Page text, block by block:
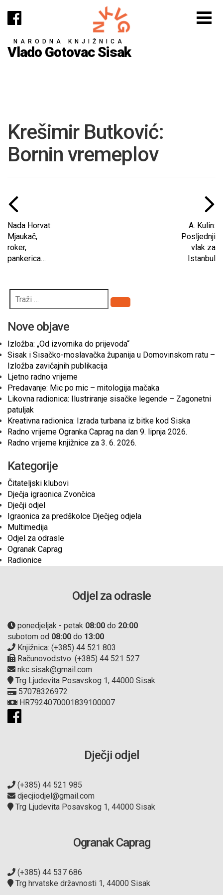
NARODNA KNJIŽNICA
Vlado Gotovac Sisak
Krešimir Butković:
Bornin vremeplov
Nada Horvat:
Mjaukač,
roker,
pankerica…
A. Kulin:
Posljednji
vlak za
Istanbul
Pretraži
Nove objave
Izložba: „Od izvornika do prijevoda“
Sisak i Sisačko-moslavačka županija u Domovinskom ratu –
Izložba zavičajnih publikacija
Ljetno radno vrijeme
Predavanje: Mic po mic – mitologija mačaka
Likovna radionica: Ilustriranje sisačke legende – Zagonetni
patuljak
Kreativna radionica: Izrada turbana iz bitke kod Siska
Radno vrijeme Ogranka Caprag na dan 9. lipnja 2026.
Radno vrijeme knjižnice za 3. 6. 2026.
Kategorije
Čitateljski klubovi
Dječja igraonica Zvončica
Dječji odjel
Igraonica za predškolce Dječjeg odjela
Multimedija
Odjel za odrasle
Ogranak Caprag
Radionice
Odjel za odrasle
ponedjeljak - petak 08:00 do 20:00
subotom od 08:00 do 13:00
Knjižnica: (+385) 44 521 803
Računovodstvo: (+385) 44 521 527
nkc.sisak@gmail.com
Trg Ljudevita Posavskog 1, 44000 Sisak
57078326972
HR7924070001839100007
Dječji odjel
(+385) 44 521 985
djecjiodjel@gmail.com
Trg Ljudevita Posavskog 1, 44000 Sisak
Ogranak Caprag
(+385) 44 537 686
Trg hrvatske državnosti 1, 44000 Sisak